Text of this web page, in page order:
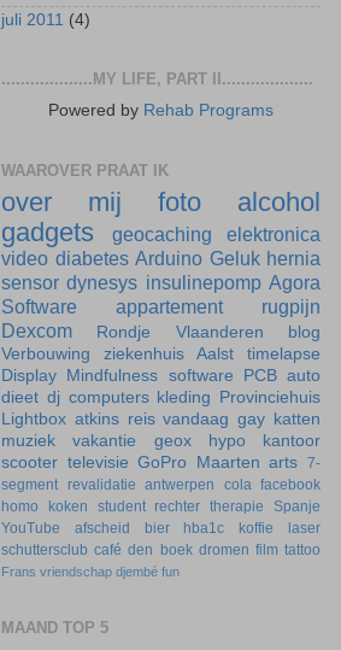
juli 2011 (4)
...................MY LIFE, PART II...................
Powered by Rehab Programs
WAAROVER PRAAT IK
over mij foto
alcohol
gadgets
geocaching
elektronica
video diabetes Arduino Geluk hernia
sensor dynesys insulinepomp Agora
Software
appartement
rugpijn
Dexcom
Rondje Vlaanderen
blog
Verbouwing
ziekenhuis Aalst
timelapse
Display
Mindfulness software PCB auto
dieet dj computers kleding
Provinciehuis
Lightbox atkins reis vandaag gay katten
muziek
vakantie geox hypo
kantoor
scooter televisie GoPro Maarten arts 7-
segment revalidatie antwerpen cola facebook
homo
koken student rechter therapie
Spanje
YouTube
afscheid bier hba1c koffie
laser
schuttersclub café den boek dromen film tattoo
Frans vriendschap djembé fun
MAAND TOP 5